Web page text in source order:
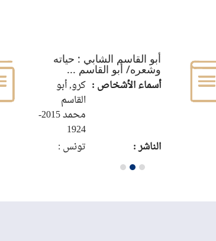
أبو القاسم الشابي : حياته
وشعره/ أبو القاسم ...
أسماء الأشخاص : كرو, أبو
القاسم
محمد 2015-
1924
الناشر :
تونس :
1973